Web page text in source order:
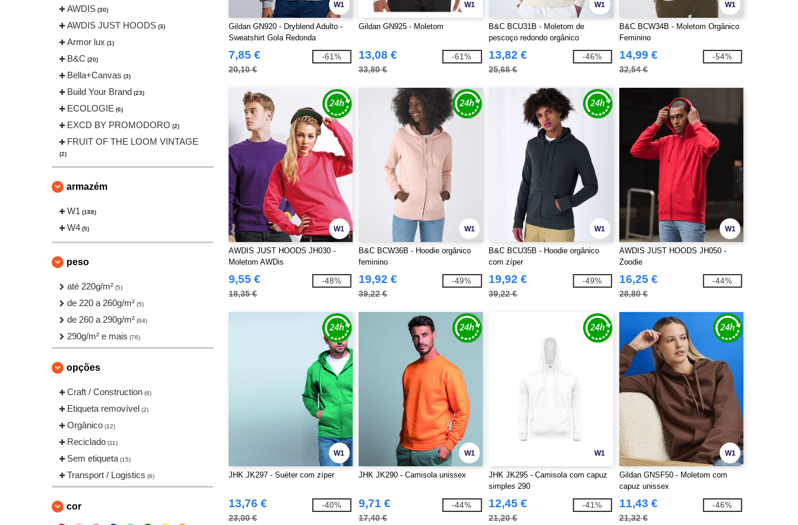
AWDIS (30)
AWDIS JUST HOODS (3)
Armor lux (1)
B&C (20)
Bella+Canvas (3)
Build Your Brand (23)
ECOLOGIE (6)
EXCD BY PROMODORO (2)
FRUIT OF THE LOOM VINTAGE
(2)
Finden & Hales (1)
Fruit of the Loom
Henbury
Herock
Jack&Jones
Just Cool (3)
Larkwood (1)
NEW MORNING STUDIOS
Neutral (1)
Produkt JACK & JONES
Promodoro
Stedman (2)
armazém
W1 (188)
W4 (5)
peso
até 220g/m² (5)
de 220 a 260g/m² (5)
de 260 a 290g/m² (64)
290g/m² e mais (76)
opções
Craft / Construction (6)
Etiqueta removível (2)
Orgânico (12)
Reciclado (11)
Sem etiqueta (15)
Transport / Logistics (6)
cor
W1
Gildan GN920 - Dryblend Adulto -
Sweatshirt Gola Redonda
7,85 €
20,10 €
-61%
W1
Gildan GN925 - Moletom
13,08 €
33,80 €
-61%
W1
B&C BCU31B - Moletom de
pescoço redondo orgânico
13,82 €
25,68 €
-46%
W1
B&C BCW34B - Moletom Orgânico
Feminino
14,99 €
32,54 €
-54%
W1
AWDIS JUST HOODS JH030 -
Moletom AWDis
9,55 €
18,35 €
-48%
W1
B&C BCW36B - Hoodie orgânico
feminino
19,92 €
39,22 €
-49%
W1
B&C BCU35B - Hoodie orgânico
com zíper
19,92 €
39,22 €
-49%
W1
AWDIS JUST HOODS JH050 -
Zoodie
16,25 €
28,80 €
-44%
W1
JHK JK297 - Suéter com zíper
13,76 €
23,00 €
-40%
W1
JHK JK290 - Camisola unissex
9,71 €
17,40 €
-44%
W1
JHK JK295 - Camisola com capuz
simples 290
12,45 €
21,20 €
-41%
W1
Gildan GNSF50 - Moletom com
capuz unissex
11,43 €
21,32 €
-46%